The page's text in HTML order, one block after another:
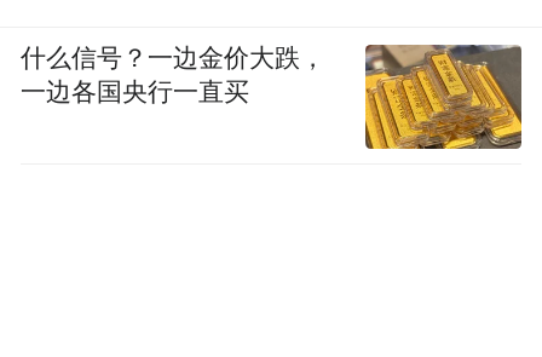
什么信号？一边金价大跌，
一边各国央行一直买